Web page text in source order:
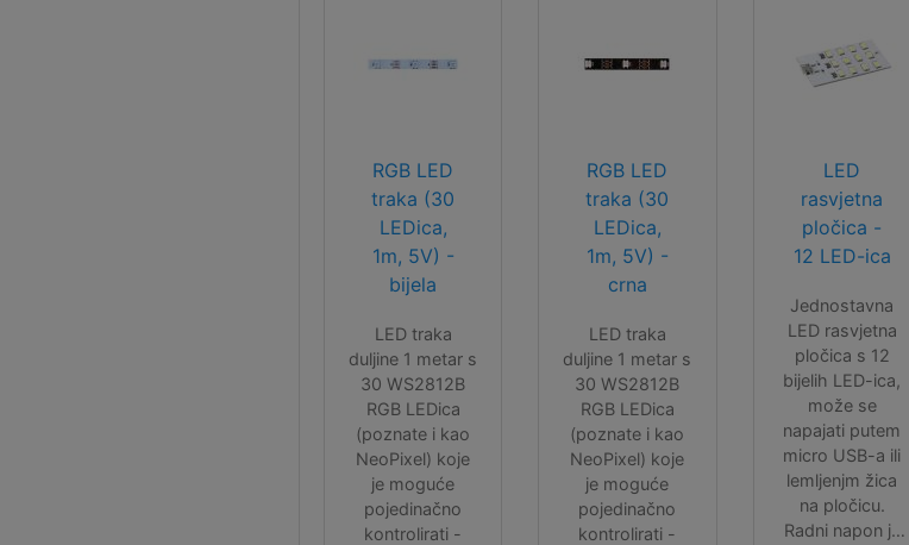
RGB LED
traka (30
LEDica,
1m, 5V) -
bijela
LED traka
duljine 1 metar s
30 WS2812B
RGB LEDica
(poznate i kao
NeoPixel) koje
je moguće
pojedinačno
kontrolirati -
RGB LED
traka (30
LEDica,
1m, 5V) -
crna
LED traka
duljine 1 metar s
30 WS2812B
RGB LEDica
(poznate i kao
NeoPixel) koje
je moguće
pojedinačno
kontrolirati -
LED
rasvjetna
pločica -
12 LED-ica
Jednostavna
LED rasvjetna
pločica s 12
bijelih LED-ica,
može se
napajati putem
micro USB-a ili
lemljenjm žica
na pločicu.
Radni napon je